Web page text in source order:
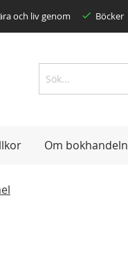
och liv genom Böcker
Search
Om bokhandeln